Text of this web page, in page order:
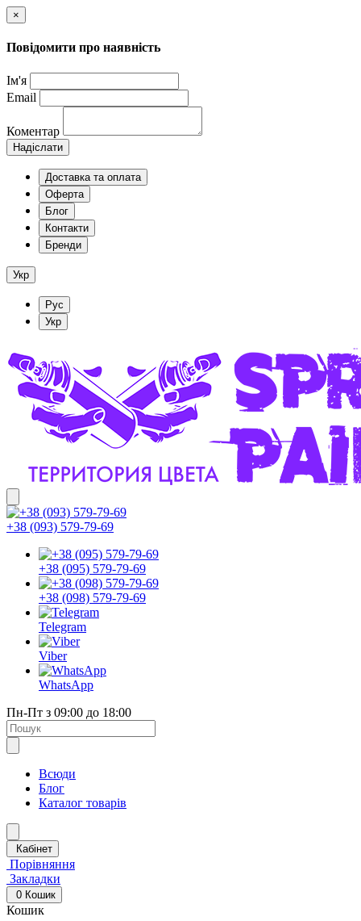
×
Повідомити про наявність
Ім'я
Email
Коментар
Надіслати
Доставка та оплата
Оферта
Блог
Контакти
Бренди
Укр
Рус
Укр
+38 (093) 579-79-69
+38 (095) 579-79-69
+38 (098) 579-79-69
Telegram
Viber
WhatsApp
Пн-Пт з 09:00 до 18:00
Всюди
Блог
Каталог товарів
Кабінет
Порівняння
Закладки
0 Кошик
Кошик